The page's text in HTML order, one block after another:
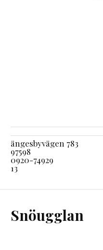
ängesbyvägen 783
97598
0920-74929
13
Snöugglan